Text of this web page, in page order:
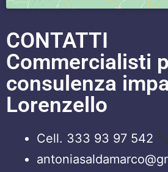
CONTATTI
Commercialisti
consulenza
Lorenzello
Cell. 333 93 97 542